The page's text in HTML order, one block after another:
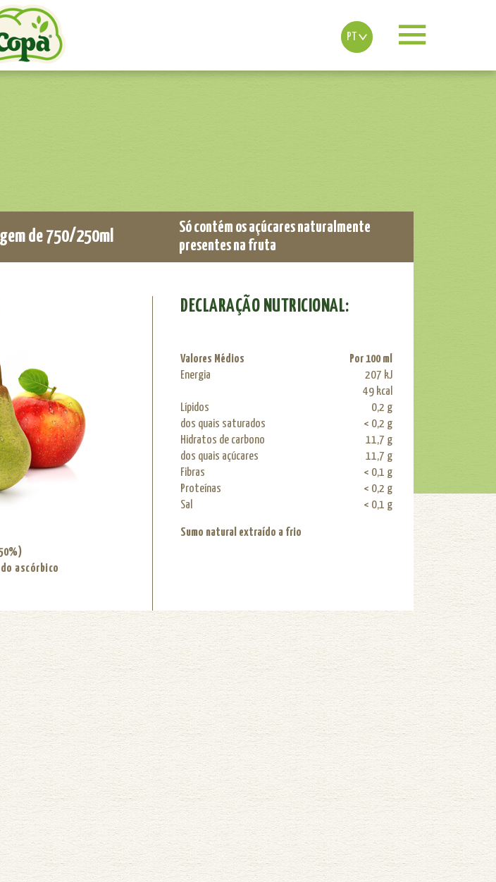
PT
de 750/250ml
Só contém os açúcares naturalmente
presentes na fruta
ascórbico
DECLARAÇÃO NUTRICIONAL:
Valores Médios
Energia
Lípidos
dos quais saturados
Hidratos de carbono
dos quais açúcares
Fibras
Proteínas
Sal
Por 100 ml
207 kJ
49 kcal
0,2 g
< 0,2 g
11,7 g
11,7 g
< 0,1 g
< 0,2 g
< 0,1 g
Sumo natural extraído a frio